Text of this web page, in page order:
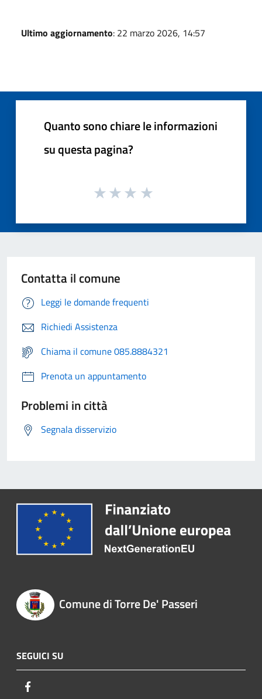
Ultimo aggiornamento: 22 marzo 2026, 14:57
Quanto sono chiare le informazioni
su questa pagina?
Contatta il comune
Leggi le domande frequenti
Richiedi Assistenza
Chiama il comune 085.8884321
Prenota un appuntamento
Problemi in città
Segnala disservizio
Comune di Torre De' Passeri
SEGUICI SU